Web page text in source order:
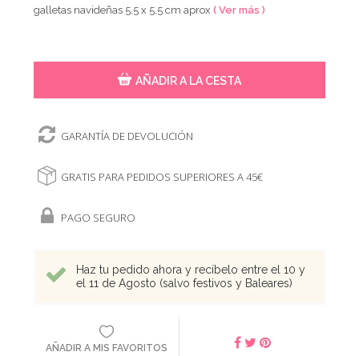
galletas navideñas 5,5 x 5,5 cm aprox( Ver más )
AÑADIR A LA CESTA
GARANTÍA DE DEVOLUCIÓN
GRATIS PARA PEDIDOS SUPERIORES A 45€
PAGO SEGURO
Haz tu pedido ahora y recíbelo entre el 10 y
el 11 de Agosto (salvo festivos y Baleares)
AÑADIR A MIS FAVORITOS